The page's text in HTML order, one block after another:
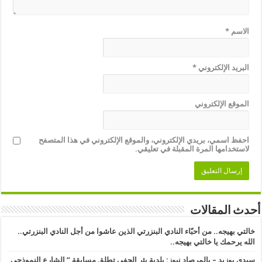
الاسم*
البريد الإلكتروني*
الموقع الإلكتروني
احفظ اسمي، بريدي الإلكتروني، والموقع الإلكتروني في هذا المتصفح
لاستخدامها المرة المقبلة في تعليقي.
أحدث المقالات
خالتي بهيجه.. من أحبّاء النادي البنزرتي الذين عاشوا من أجل النادي البنزرتي..
الله يرحمك يا خالتي بهيجه..
سيدي بوزيد – بالمرصاد نيوز: بلدية بئر الحفي تطلق مسابقة ” الشارع النموذجي